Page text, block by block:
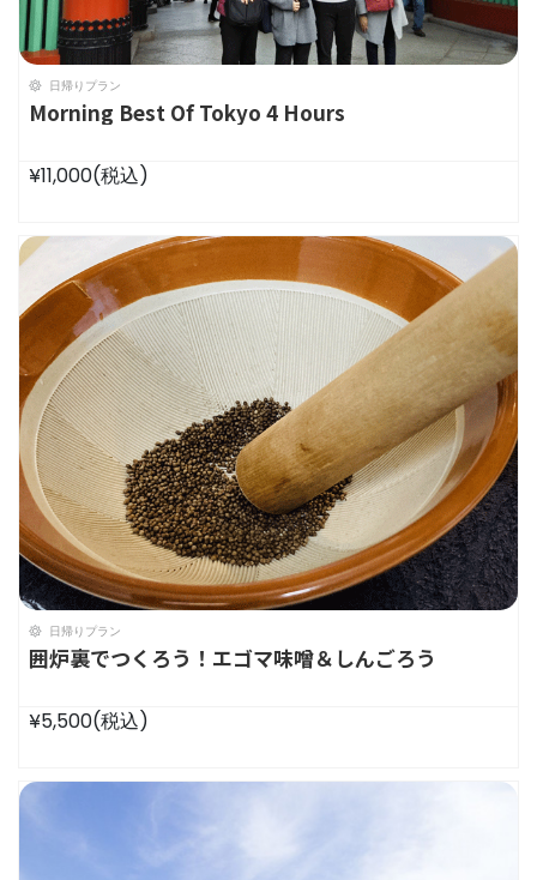
日帰りプラン
Morning Best Of Tokyo 4 Hours
¥11,000(税込)
日帰りプラン
囲炉裏でつくろう！エゴマ味噌＆しんごろう
¥5,500(税込)